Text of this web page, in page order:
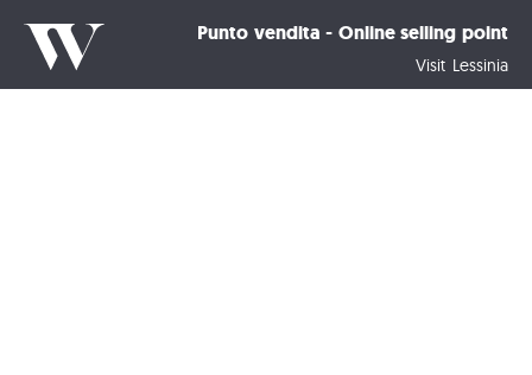
Punto vendita - Online selling point
Visit Lessinia